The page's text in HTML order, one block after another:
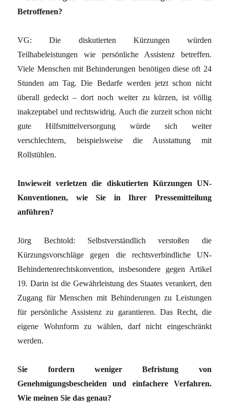
Betroffenen?
VG: Die diskutierten Kürzungen würden
Teilhabeleistungen wie persönliche Assistenz betreffen.
Viele Menschen mit Behinderungen benötigen diese oft 24
Stunden am Tag. Die Bedarfe werden jetzt schon nicht
überall gedeckt – dort noch weiter zu kürzen, ist völlig
inakzeptabel und rechtswidrig. Auch die zurzeit schon nicht
gute Hilfsmittelversorgung würde sich weiter
verschlechtern, beispielsweise die Ausstattung mit
Rollstühlen.
Inwieweit verletzen die diskutierten Kürzungen UN-
Konventionen, wie Sie in Ihrer Pressemitteilung
anführen?
Jörg Bechtold: Selbstverständlich verstoßen die
Kürzungsvorschläge gegen die rechtsverbindliche UN-
Behindertenrechtskonvention, insbesondere gegen Artikel
19. Darin ist die Gewährleistung des Staates verankert, den
Zugang für Menschen mit Behinderungen zu Leistungen
für persönliche Assistenz zu garantieren. Das Recht, die
eigene Wohnform zu wählen, darf nicht eingeschränkt
werden.
Sie fordern weniger Befristung von
Genehmigungsbescheiden und einfachere Verfahren.
Wie meinen Sie das genau?